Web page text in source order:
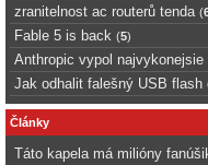
zranitelnost ac routerů tenda (
Fable 5 is back (5)
Anthropic vypol
Jak odhalit falešný USB flash
Články
Táto kapela má milióny